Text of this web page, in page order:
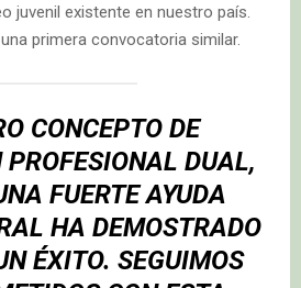
juvenil existente en nuestro país.
primera convocatoria similar.
CONCEPTO DE
DUAL,
FUERTE AYUDA
HA DEMOSTRADO
ÉXITO. SEGUIMOS